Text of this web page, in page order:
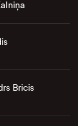
Bricis